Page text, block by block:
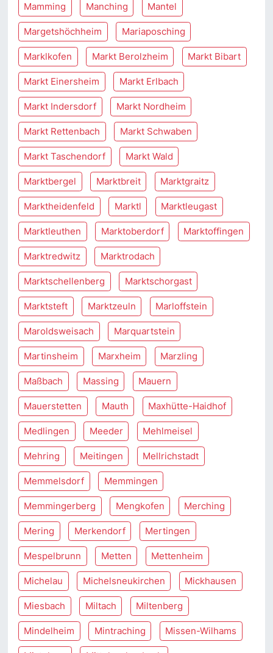
Mamming Manching Mantel
Margetshöchheim Mariaposching
Marklkofen Markt Berolzheim Markt Bibart
Markt Einersheim Markt Erlbach
Markt Indersdorf Markt Nordheim
Markt Rettenbach Markt Schwaben
Markt Taschendorf Markt Wald
Marktbergel Marktbreit Marktgraitz
Marktheidenfeld Marktl Marktleugast
Marktleuthen Marktoberdorf Marktoffingen
Marktredwitz Marktrodach
Marktschellenberg Marktschorgast
Marktsteft Marktzeuln Marloffstein
Maroldsweisach Marquartstein
Martinsheim Marxheim Marzling
Maßbach Massing Mauern
Mauerstetten Mauth Maxhütte-Haidhof
Medlingen Meeder Mehlmeisel
Mehring Meitingen Mellrichstadt
Memmelsdorf Memmingen
Memmingerberg Mengkofen Merching
Mering Merkendorf Mertingen
Mespelbrunn Metten Mettenheim
Michelau Michelsneukirchen Mickhausen
Miesbach Miltach Miltenberg
Mindelheim Mintraching Missen-Wilhams